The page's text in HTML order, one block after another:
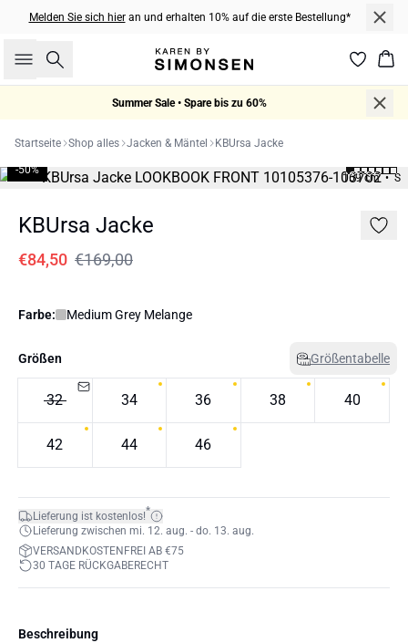
Melden Sie sich hieran und erhalten 10% auf die erste Bestellung*
Suche
Summer Sale • Spare bis zu 60%
Startseite Shop alles Jacken & Mäntel KBUrsa Jacke
169 cm • S
-50%
KBUrsa Jacke
€84,50 €169,00
Farbe: Medium Grey Melange
Größen Größentabelle
32 34 36 38 40
42 44 46
Lieferung ist kostenlos!*
Lieferung zwischen mi. 12. aug. - do. 13. aug.
VERSANDKOSTENFREI AB €75
30 TAGE RÜCKGABERECHT
Beschreibung